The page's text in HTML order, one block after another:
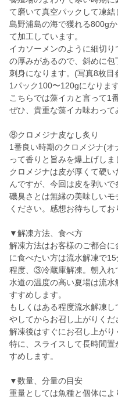
て磨いて真空パックして凍結
島野浦島の海で獲れる800g
て加工しています。
イカソーメンのように細切
の厚みがあるので、斜めに
刺身になります。(写真8枚目
1パック100〜120gになります
こちらでは藻イカと言って1
ぜひ、貴重な藻イカ味わって
⑧クロメジナ皮なし炙り
1番良い時期のクロメジナ(オ
って香りと旨みを爆上げしま
クロメジナは皮が厚くて硬
んですが、今回は皮を剥い
磯臭さとは無縁の美味しい
ください。感想お待ちしてお
▼解凍方法、食べ方
解凍方法はお客様のご都合
に食べたい方は流水解凍で
程度、③冷蔵庫解凍。朝入れ
水道の温度の高い夏場は流
すすめします。
もしくはある程度流水解凍
やしてからお召し上がりくだ
解凍後はすぐにお召し上がり
特に、スライスして長時間
すめします。
▼数量、分量の目安
重量としては魚種と個体に